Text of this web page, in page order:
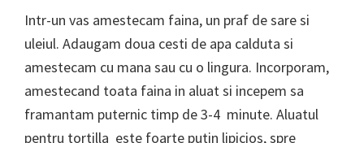
Intr-un vas amestecam faina, un praf de sare si
uleiul. Adaugam doua cesti de apa calduta si
amestecam cu mana sau cu o lingura. Incorporam,
amestecand toata faina in aluat si incepem sa
framantam puternic timp de 3-4 minute. Aluatul
pentru tortilla este foarte putin lipicios, spre